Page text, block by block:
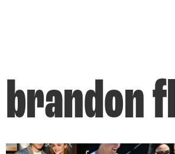
brandon